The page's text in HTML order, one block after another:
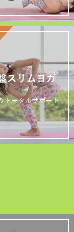
スリムヨガ
トータルサポート